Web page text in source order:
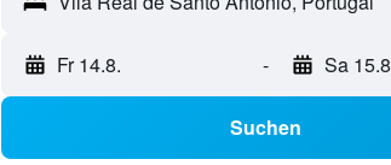
Fr 14.8. - Sa
Suchen